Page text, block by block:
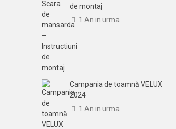
de montaj
1 An in urma
Campania de toamnă VELUX
2024
1 An in urma